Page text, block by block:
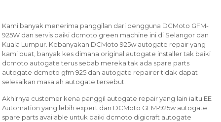
Kami banyak menerima panggilan dari pengguna DCMoto GFM-
925W dan servis baiki dcmoto green machine ini di Selangor dan
Kuala Lumpur. Kebanyakan DCMoto 925w autogate repair yang
kami buat, banyak kes dimana original autogate installer tak baiki
dcmoto autogate terus sebab mereka tak ada spare parts
autogate dcmoto gfm 925 dan autogate repairer tidak dapat
selesaikan masalah autogate tersebut.
Akhirnya customer kena panggil autogate repair yang lain iaitu EE
Automation yang lebih expert dan DCMoto GFM-925w autogate
spare parts available untuk baiki dcmoto digicraft autogate